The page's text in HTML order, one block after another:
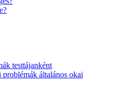
testtájanként
problémák általános okai